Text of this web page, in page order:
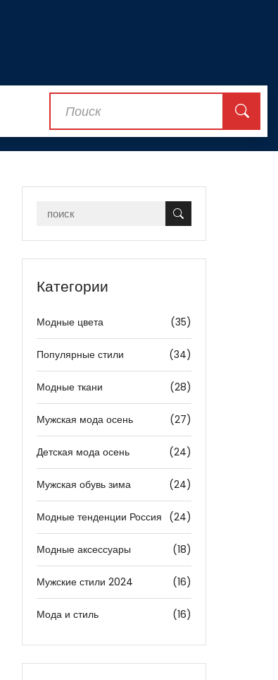
Категории
Модные цвета (35)
Популярные стили (34)
Модные ткани (28)
Мужская мода осень (27)
Детская мода осень (24)
Мужская обувь зима (24)
Модные тенденции Россия (24)
Модные аксессуары (18)
Мужские стили 2024 (16)
Мода и стиль (16)